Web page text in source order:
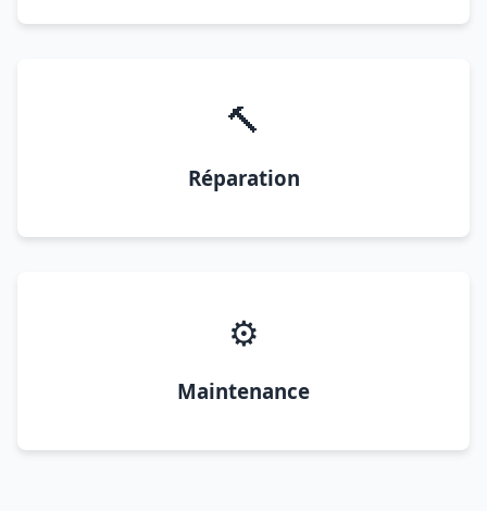
🔨
Réparation
⚙️
Maintenance